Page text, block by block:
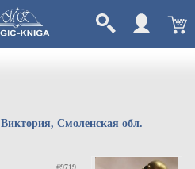
Смоленская обл.
#9719